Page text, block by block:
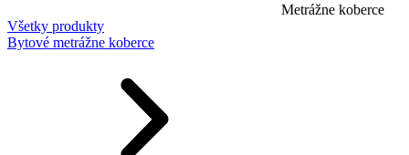
Metrážne koberce
Všetky produkty
Bytové metrážne koberce